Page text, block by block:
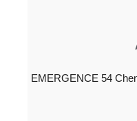
EMERGENCE 54